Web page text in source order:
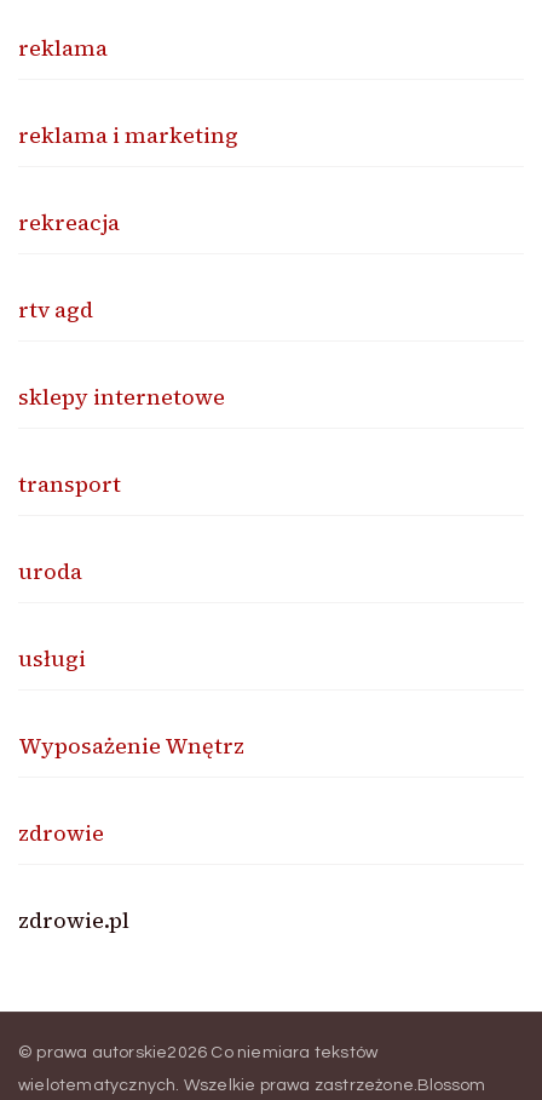
reklama
reklama i marketing
rekreacja
rtv agd
sklepy internetowe
transport
uroda
usługi
Wyposażenie Wnętrz
zdrowie
zdrowie.pl
© prawa autorskie2026 Co niemiara tekstów
wielotematycznych. Wszelkie prawa zastrzeżone.Blossom